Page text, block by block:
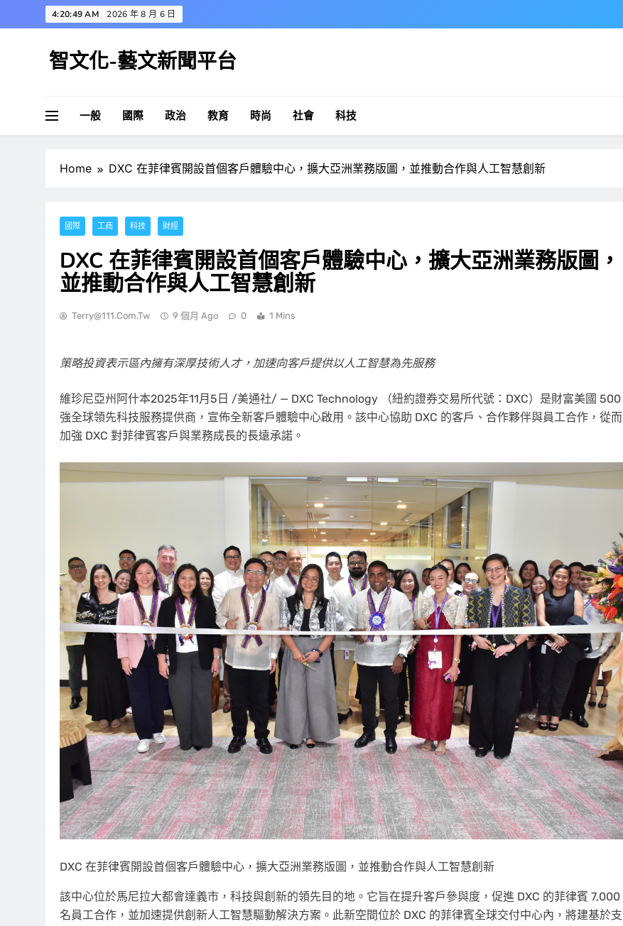
to
4:20:50 AM 2026 年 8 月 6 日
智文化-藝文新聞平台
一般 國際 政治 教育 時尚 社會 科技
Home DXC 在菲律賓開設首個客戶體驗中心，擴大亞洲業務版圖，並推動合作與人工智慧創新
國際 工商 科技 財經
DXC 在菲律賓開設首個客戶體驗中心，擴大亞洲業務版圖，
並推動合作與人工智慧創新
Terry@111.com.tw 9 個月 Ago 0 1 Mins
策略投資表示區內擁有深厚技術人才，加速向客戶提供以人工智慧為先服務
維珍尼亞州阿什本2025年11月5日 /美通社/ — DXC Technology （紐約證券交易所代號：DXC）是財富美國 500
強全球領先科技服務提供商，宣佈全新客戶體驗中心啟用。該中心協助 DXC 的客戶、合作夥伴與員工合作，從而
加強 DXC 對菲律賓客戶與業務成長的長遠承諾。
DXC 在菲律賓開設首個客戶體驗中心，擴大亞洲業務版圖，並推動合作與人工智慧創新
該中心位於馬尼拉大都會達義市，科技與創新的領先目的地。它旨在提升客戶參與度，促進 DXC 的菲律賓 7,000
名員工合作，並加速提供創新人工智慧驅動解決方案。此新空間位於 DXC 的菲律賓全球交付中心內，將建基於支